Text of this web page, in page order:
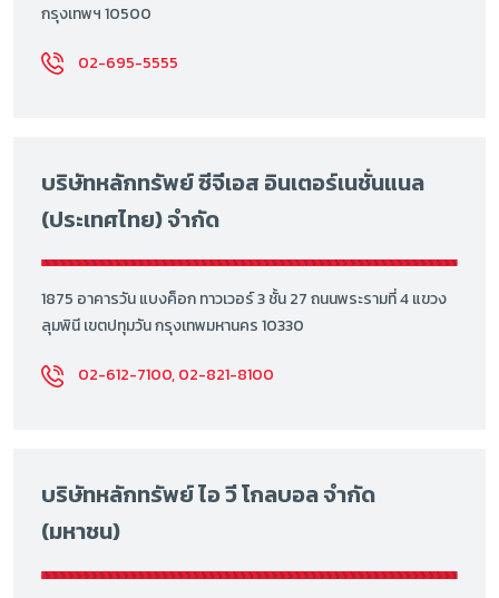
กรุงเทพฯ 10500
02-695-5555
บริษัทหลักทรัพย์ ซีจีเอส อินเตอร์เนชั่นแนล
(ประเทศไทย) จำกัด
1875 อาคารวัน แบงค็อก ทาวเวอร์ 3 ชั้น 27 ถนนพระรามที่ 4 แขวง
ลุมพินี เขตปทุมวัน กรุงเทพมหานคร 10330
02-612-7100, 02-821-8100
บริษัทหลักทรัพย์ ไอ วี โกลบอล จำกัด
(มหาชน)